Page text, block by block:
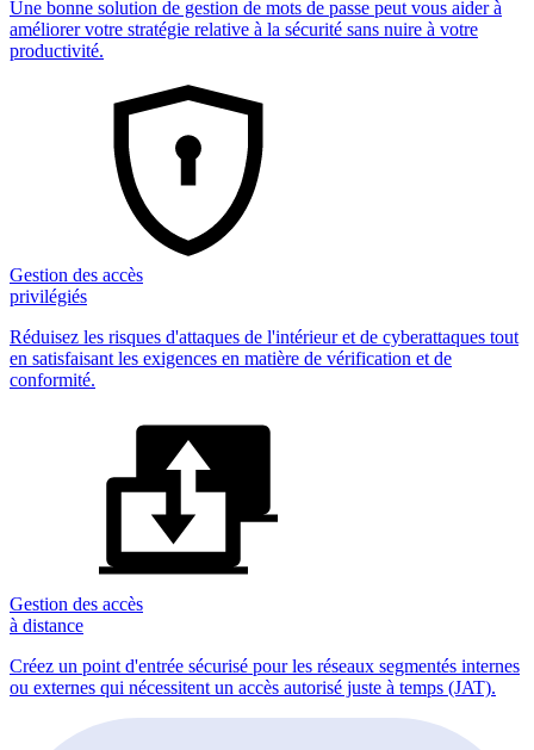
Une bonne solution de gestion de mots de passe peut vous aider à
améliorer votre stratégie relative à la sécurité sans nuire à votre
productivité.
Gestion des accès
privilégiés
Réduisez les risques d'attaques de l'intérieur et de cyberattaques tout
en satisfaisant les exigences en matière de vérification et de
conformité.
Gestion des accès
à distance
Créez un point d'entrée sécurisé pour les réseaux segmentés internes
ou externes qui nécessitent un accès autorisé juste à temps (JAT).